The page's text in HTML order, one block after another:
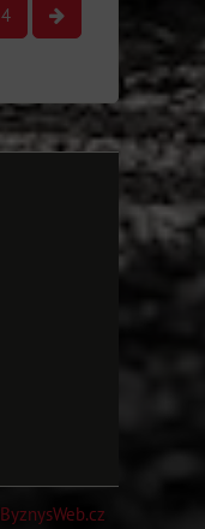
4
ByznysWeb.cz